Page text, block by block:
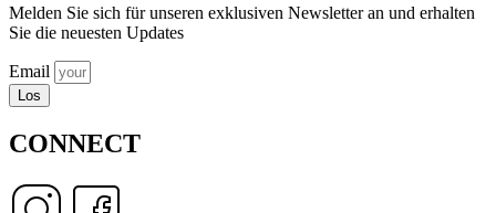
Melden Sie sich für unseren exklusiven Newsletter an und erhalten
Sie die neuesten Updates
Email
Los
CONNECT